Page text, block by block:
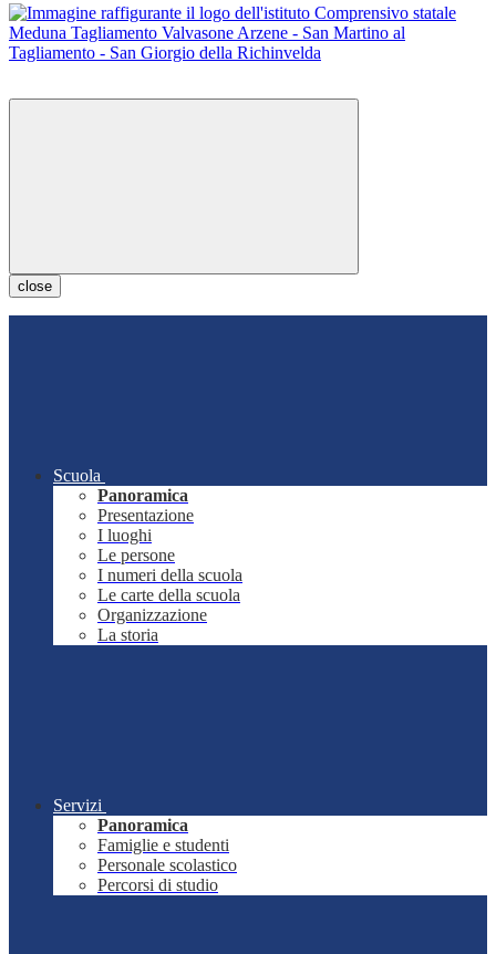
close
Scuola
Panoramica
Presentazione
I luoghi
Le persone
I numeri della scuola
Le carte della scuola
Organizzazione
La storia
Servizi
Panoramica
Famiglie e studenti
Personale scolastico
Percorsi di studio